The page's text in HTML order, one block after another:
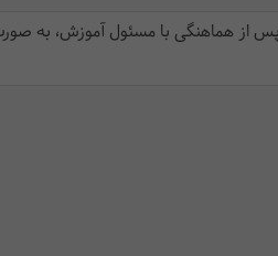
پس از هماهنگی با مسئول آموزش، به